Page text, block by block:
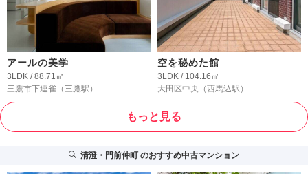
アールの美学
3LDK / 88.71㎡
三鷹市下連雀 （三鷹駅）
空を秘めた館
3LDK / 104.16㎡
大田区中央 （西馬込駅）
もっと見る
清澄・門前仲町のおすすめ中古マンション